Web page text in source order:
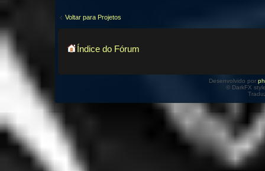
Voltar para Projetos
Índice do Fórum
Desenvolvido por
© DarkFX